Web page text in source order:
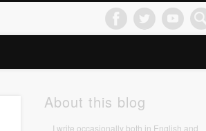
About this blog
I write occasionally both in English and